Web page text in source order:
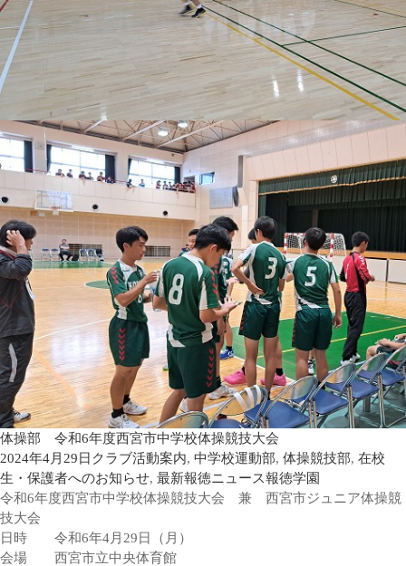
体操部 令和6年度西宮市中学校体操競技大会
2024年4月29日 クラブ活動案内, 中学校運動部, 体操競技部, 在校
生・保護者へのお知らせ, 最新報徳ニュース報徳学園
令和6年度西宮市中学校体操競技大会 兼 西宮市ジュニア体操競
技大会
日時 令和6年4月29日（月）
会場 西宮市立中央体育館